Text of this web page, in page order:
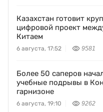
Казахстан готовит
цифровой проект
Китаем
6 августа, 17:52 9581
Более 50 саперов
учебные подрывы в
гарнизоне
6 августа, 19:10 9262